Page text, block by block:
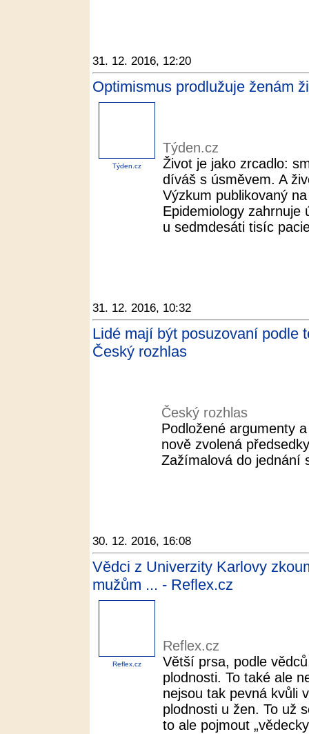
31. 12. 2016, 12:20
Optimismus prodlužuje ženám
Týden.cz
Týden.cz
Život je jako zrcadlo:
díváš s úsměvem. A
Výzkum publikovaný
Epidemiology zahrnuje
u sedmdesáti tisíc
31. 12. 2016, 10:32
Lidé mají být posuzovaní podle
Český rozhlas
Český rozhlas
Podložené argumenty
nově zvolená
Zažímalová do jednání
30. 12. 2016, 16:08
Vědci z Univerzity Karlovy
mužům ... - Reflex.cz
Reflex.cz
Reflex.cz
Větší prsa, podle
plodnosti. To také ale
nejsou tak pevná kvůli
plodnosti u žen. To už
to ale pojmout